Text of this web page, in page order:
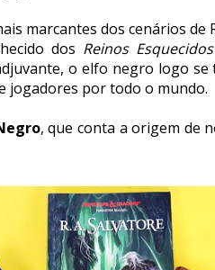
marcantes dos cenários
dos Reinos Esquecidos
o elfo negro logo
jogadores por todo o mundo.
, que conta a origem de